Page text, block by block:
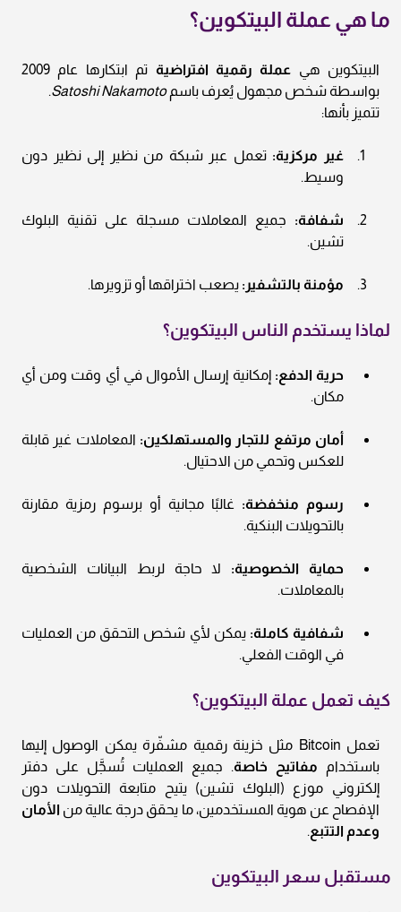
ما هي عملة البيتكوين؟
البيتكوين هي عملة رقمية افتراضية
تم ابتكارها عام 2009
بواسطة شخص مجهول يُعرف باسمSatoshi Nakamoto
.
تتميز بأنها:
غير مركزية: تعمل عبر شبكة من نظير إلى نظير دون
وسيط.
شفافة: جميع المعاملات مسجلة على تقنية البلوك
تشين.
مؤمنة بالتشفير: يصعب اختراقها أو تزويرها.
لماذا يستخدم الناس البيتكوين؟
حرية الدفع: إمكانية إرسال الأموال في أي وقت ومن أي
مكان.
أمان مرتفع للتجار والمستهلكين: المعاملات غير قابلة
للعكس وتحمي من الاحتيال.
رسوم منخفضة: غالبًا مجانية أو برسوم رمزية مقارنة
بالتحويلات البنكية.
حماية الخصوصية: لا حاجة لربط البيانات الشخصية
بالمعاملات.
شفافية كاملة: يمكن لأي شخص التحقق من العمليات
في الوقت الفعلي.
كيف تعمل عملة البيتكوين؟
تعمل Bitcoin مثل خزينة رقمية مشفّرة يمكن الوصول إليها
باستخدام مفاتيح خاصة. جميع العمليات تُسجَّل على دفتر
إلكتروني موزع (البلوك تشين) يتيح متابعة التحويلات دون
الإفصاح عن هوية المستخدمين، ما يحقق درجة عالية من الأمان
وعدم التتبع.
مستقبل سعر البيتكوين